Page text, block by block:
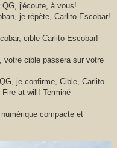
QG, j'écoute, à vous!
je répète, Carlito Escobar!
cible Carlito Escobar!
votre cible passera sur votre
je confirme, Cible, Carlito
at will! Terminé
compacte et